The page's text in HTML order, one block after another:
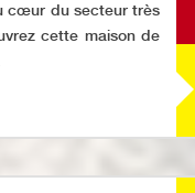
cœur du secteur très
cette maison de